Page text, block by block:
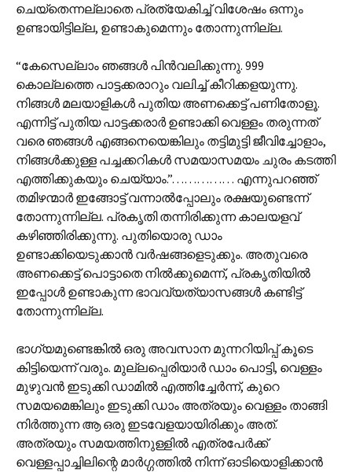
ചെയ്തെന്നല്ലാതെ പ്രത്യേകിച്ച് വിശേഷം ഒന്നും
ഉണ്ടായിട്ടില്ല, ഉണ്ടാകുമെന്നും തോന്നുന്നില്ല.
“കേസെല്ലാം ഞങ്ങൾ പിൻ‌വലിക്കുന്നു. 999
കൊല്ലത്തെ പാട്ടക്കരാറും വലിച്ച് കീറിക്കളയുന്നു.
നിങ്ങൾ മലയാളികൾ പുതിയ അണക്കെട്ട് പണിതോളൂ.
എന്നിട്ട് പുതിയ പാട്ടക്കരാർ ഉണ്ടാക്കി വെള്ളം തരുന്നത്
വരെ ഞങ്ങൾ എങ്ങനെയെങ്കിലും തട്ടിമുട്ടി ജീവിച്ചോളാം,
നിങ്ങൾക്കുള്ള പച്ചക്കറികൾ സമയാസമയം ചുരം കടത്തി
എത്തിക്കുകയും ചെയ്യാം.”…………… എന്നുപറഞ്ഞ്
തമിഴന്മാർ ഇങ്ങോട്ട് വന്നാൽ‌പ്പോലും രക്ഷയുണ്ടെന്ന്
തോന്നുന്നില്ല. പ്രകൃതി തന്നിരിക്കുന്ന കാലയളവ്
കഴിഞ്ഞിരിക്കുന്നു. പുതിയൊരു ഡാം
ഉണ്ടാക്കിയെടുക്കാൻ വർഷങ്ങളെടുക്കും. അതുവരെ
അണക്കെട്ട് പൊട്ടാതെ നിൽക്കുമെന്ന്, പ്രകൃതിയിൽ
ഇപ്പോൾ ഉണ്ടാകുന്ന ഭാവവ്യത്യാസങ്ങൾ കണ്ടിട്ട്
തോന്നുന്നില്ല.
ഭാഗ്യമുണ്ടെങ്കിൽ ഒരു അവസാന മുന്നറിയിപ്പ് കൂടെ
കിട്ടിയെന്ന് വരും. മുല്ലപ്പെരിയാർ ഡാം പൊട്ടി, വെള്ളം
മുഴുവൻ ഇടുക്കി ഡാമിൽ എത്തിച്ചേർന്ന്, കുറെ
സമയമെങ്കിലും ഇടുക്കി ഡാം അത്രയും വെള്ളം താങ്ങി
നിർത്തുന്ന ആ ഒരു ഇടവേളയായിരിക്കും അത്.
അത്രയും സമയത്തിനുള്ളിൽ എത്രപേർക്ക്
വെള്ളപ്പാച്ചിലിന്റെ മാർഗ്ഗത്തിൽ നിന്ന് ഓടിയൊളിക്കാൻ